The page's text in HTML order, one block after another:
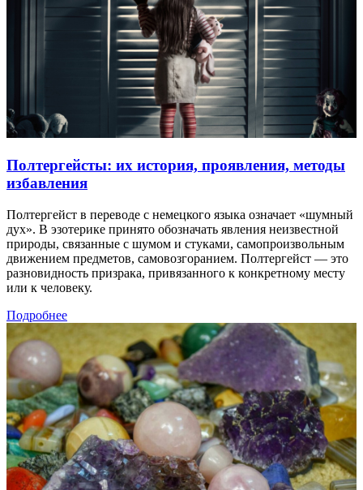
Полтергейсты: их история, проявления, методы
избавления
Полтергейст в переводе с немецкого языка означает «шумный
дух». В эзотерике принято обозначать явления неизвестной
природы, связанные с шумом и стуками, самопроизвольным
движением предметов, самовозгоранием. Полтергейст — это
разновидность призрака, привязанного к конкретному месту
или к человеку.
Подробнее